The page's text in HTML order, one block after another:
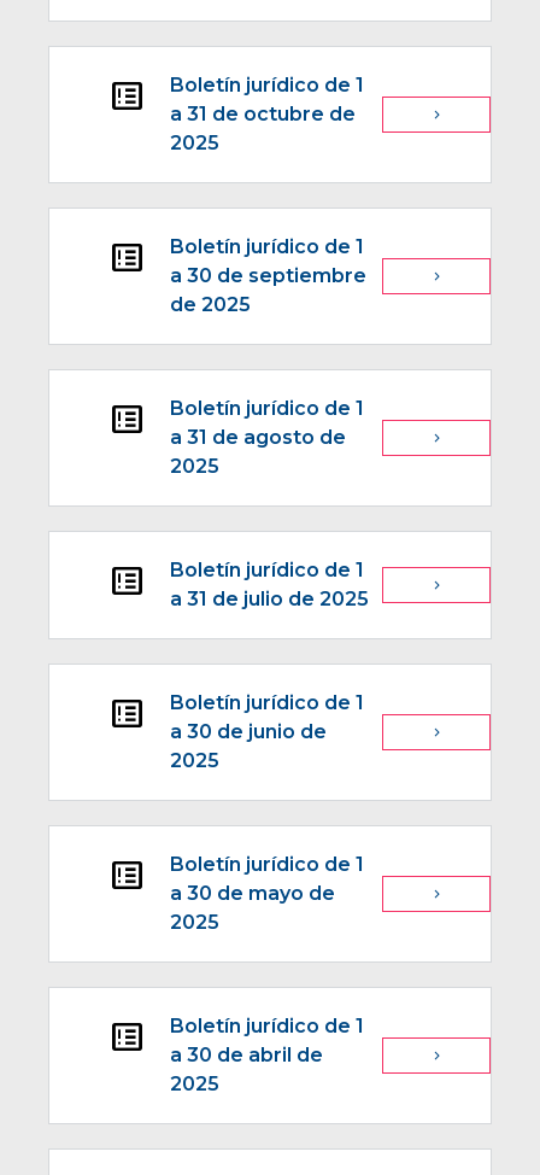
breaking_news
Boletín jurídico de 1
a 31 de octubre de
2025
navigate_next
breaking_news
Boletín jurídico de 1
a 30 de septiembre
de 2025
navigate_next
breaking_news
Boletín jurídico de 1
a 31 de agosto de
2025
navigate_next
breaking_news
Boletín jurídico de 1
a 31 de julio de 2025
navigate_next
breaking_news
Boletín jurídico de 1
a 30 de junio de
2025
navigate_next
breaking_news
Boletín jurídico de 1
a 30 de mayo de
2025
navigate_next
breaking_news
Boletín jurídico de 1
a 30 de abril de
2025
navigate_next